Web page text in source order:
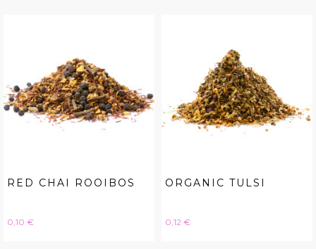
RED CHAI ROOIBOS
Hinta
0,10 €
ORGANIC TULSI
Hinta
0,12 €